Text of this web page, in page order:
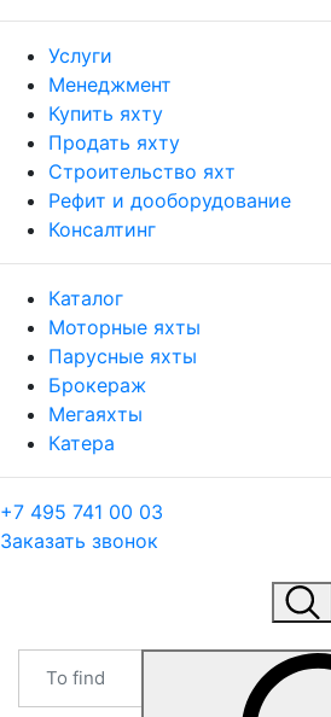
Услуги
Менеджмент
Купить яхту
Продать яхту
Строительство яхт
Рефит и дооборудование
Консалтинг
Каталог
Моторные яхты
Парусные яхты
Брокераж
Мегаяхты
Катера
+7 495 741 00 03
Заказать звонок